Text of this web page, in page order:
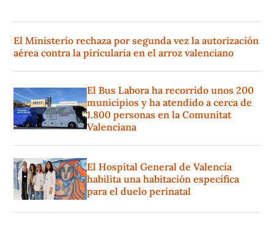
El Ministerio rechaza por segunda vez la autorización
aérea contra la piricularia en el arroz valenciano
El Bus Labora ha recorrido unos 200
municipios y ha atendido a cerca de
1.800 personas en la Comunitat
Valenciana
El Hospital General de Valencia
habilita una habitación específica
para el duelo perinatal